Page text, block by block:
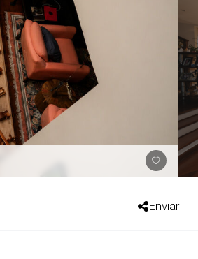
Enviar